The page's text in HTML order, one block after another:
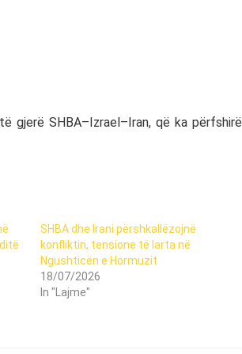
gjerë SHBA–Izrael–Iran, që ka përfshirë
SHBA dhe Irani përshkallëzojnë
konfliktin, tensione të larta në
Ngushticën e Hormuzit
18/07/2026
In "Lajme"